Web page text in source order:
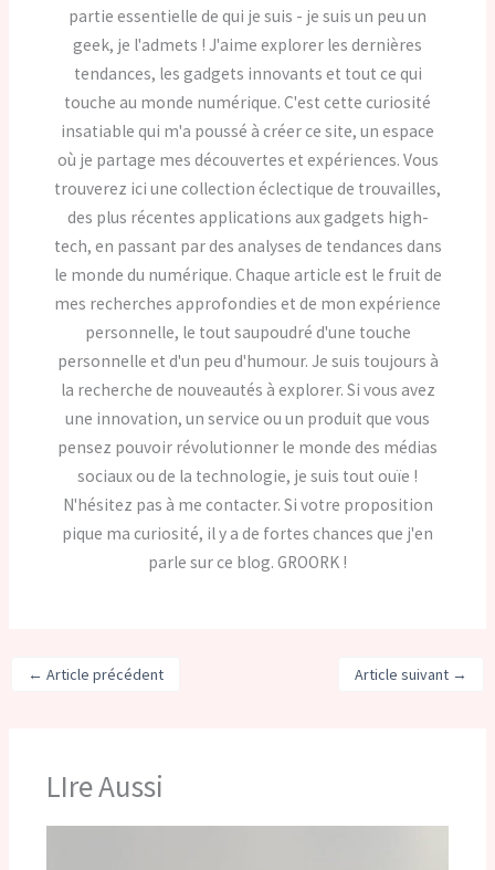
partie essentielle de qui je suis - je suis un peu un
geek, je l'admets ! J'aime explorer les dernières
tendances, les gadgets innovants et tout ce qui
touche au monde numérique. C'est cette curiosité
insatiable qui m'a poussé à créer ce site, un espace
où je partage mes découvertes et expériences. Vous
trouverez ici une collection éclectique de trouvailles,
des plus récentes applications aux gadgets high-
tech, en passant par des analyses de tendances dans
le monde du numérique. Chaque article est le fruit de
mes recherches approfondies et de mon expérience
personnelle, le tout saupoudré d'une touche
personnelle et d'un peu d'humour. Je suis toujours à
la recherche de nouveautés à explorer. Si vous avez
une innovation, un service ou un produit que vous
pensez pouvoir révolutionner le monde des médias
sociaux ou de la technologie, je suis tout ouïe !
N'hésitez pas à me contacter. Si votre proposition
pique ma curiosité, il y a de fortes chances que j'en
parle sur ce blog. GROORK !
← Article précédent Article suivant →
LIre Aussi